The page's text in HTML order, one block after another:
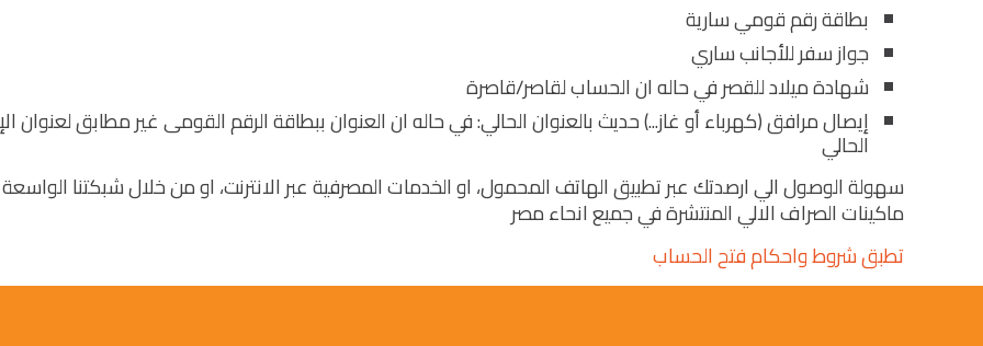
بطاقة رقم قومي سارية
جواز سفر للأجانب ساري
شهادة ميلاد للقصر في حاله ان الحساب لقاصر/قاصرة
إيصال مرافق (كهرباء أو غاز...) حديث بالعنوان الحالي: في حاله ان العنوان ببطاقة الرقم القومى غير مطابق لعنوان
الحالي
سهولة الوصول الي ارصدتك عبر تطبيق الهاتف المحمول، او الخدمات المصرفية عبر الانترنت، او من خلال شبكتنا
ماكينات الصراف الالي المنتشرة في جميع انحاء مصر
تطبق شروط واحكام فتح الحساب